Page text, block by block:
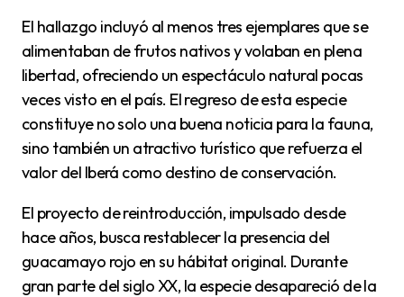
El hallazgo incluyó al menos tres ejemplares que se
alimentaban de frutos nativos y volaban en plena
libertad, ofreciendo un espectáculo natural pocas
veces visto en el país. El regreso de esta especie
constituye no solo una buena noticia para la fauna,
sino también un atractivo turístico que refuerza el
valor del Iberá como destino de conservación.
El proyecto de reintroducción, impulsado desde
hace años, busca restablecer la presencia del
guacamayo rojo en su hábitat original. Durante
gran parte del siglo XX, la especie desapareció de la